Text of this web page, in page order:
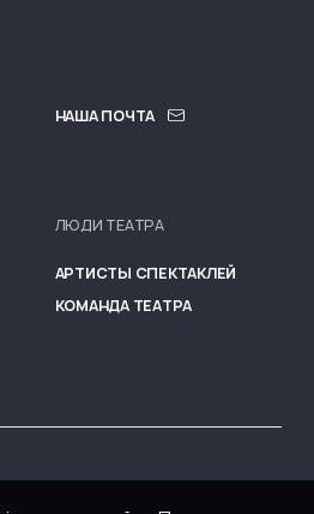
НАША ПОЧТА
ЛЮДИ ТЕАТРА
АРТИСТЫ СПЕКТАКЛЕЙ
КОМАНДА ТЕАТРА